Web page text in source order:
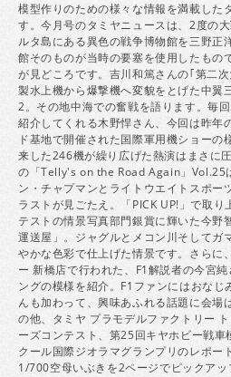
模型作りのための様々な情報を満載した
す。今月号のタミヤニュースは、2度の
ルタ島にある異色の戦争博物館を三野正
館そのものが当時の要塞を使用したもの
が見どころです。吉川和篤さんの｢第二
製水上機から爆撃機へ変貌をとげた中翼
2。その地中海での奮戦を語ります。毎
紹介してくれる木野悍さん、今回は昨年
ド基地で開催された国際軍用機ショー
来した246機が繰り広げた熱演はまさに
の「Telly's on the Road Again」Vol.25
ン・チャプマンとライトウエイトスポー
ラストが見ごたえ。「PICK UP!」で取
テストの情景写真部門銀賞に輝いた今野
運送屋」。ジャグルとメコン川そしてガ
やかな色彩で仕上げた情景です。さらに
ー 新橋店で行われた、F1解説者の今宮
ングの模様を紹介。F1ファンにはおなじ
んも加わって、興味あふれる話題に会場
の他、タミヤ プラモデルファクトリー
ーズコンテスト、第25回キヤホビー戦
クール国際ジオラマグランプリのレポー
1/700空母いぶきを2ページでピックアッ